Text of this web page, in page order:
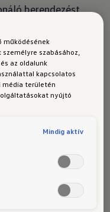
berendezést,
a beltér hűtése,
a
melegben az
nyílásai
mozgással
már az autóban
közvetlenül a
közvetetten is
a Volkswagen
intelligens
működésének
szabásához,
az oldalunk
kapcsolatos
média területén
nyújtó
Mindig aktív